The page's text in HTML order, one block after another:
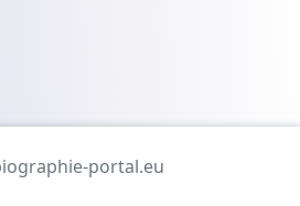
portal.eu